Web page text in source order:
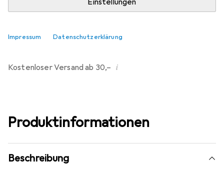
Einstellungen
Impressum Datenschutzerklärung
In den Warenkorb
Vergleichen
Kostenloser Versand ab 30,– i
Produktinformationen
Beschreibung